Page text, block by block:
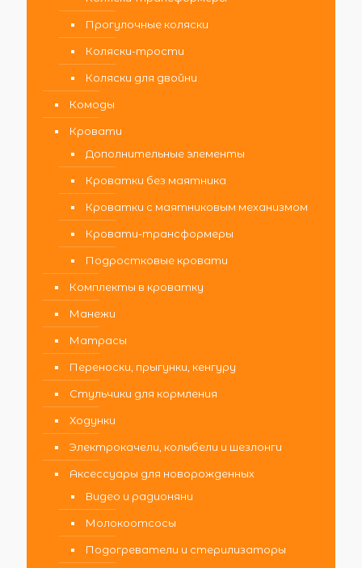
Прогулочные коляски
Коляски-трости
Коляски для двойни
Комоды
Кровати
Дополнительные элементы
Кроватки без маятника
Кроватки с маятниковым механизмом
Кровати-трансформеры
Подростковые кровати
Комплекты в кроватку
Манежи
Матрасы
Переноски, прыгунки, кенгуру
Стульчики для кормления
Ходунки
Электрокачели, колыбели и шезлонги
Аксессуары для новорожденных
Видео и радионяни
Молокоотсосы
Подогреватели и стерилизаторы